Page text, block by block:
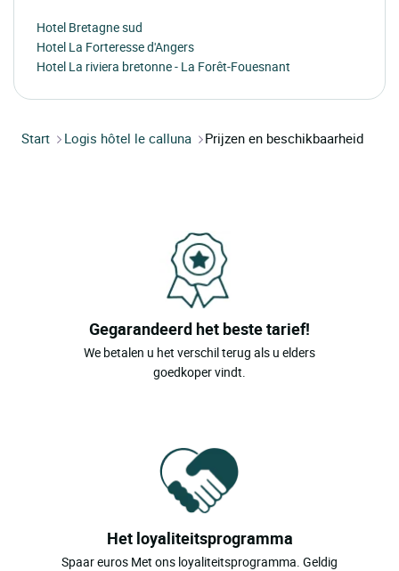
Hotel Bretagne sud
Hotel La Forteresse d'Angers
Hotel La riviera bretonne - La Forêt-Fouesnant
Start Logis hôtel le calluna Prijzen en beschikbaarheid
Gegarandeerd het beste tarief!
We betalen u het verschil terug als u elders
goedkoper vindt.
Het loyaliteitsprogramma
Spaar euros Met ons loyaliteitsprogramma. Geldig